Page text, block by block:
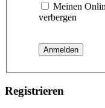
Meinen
verbergen
Registrieren